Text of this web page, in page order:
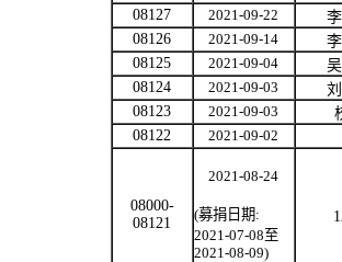
08127
2021-09-22
08126
2021-09-14
08125
2021-09-04
08124
2021-09-03
08123
2021-09-03
08122
2021-09-02
08000-
08121
2021-08-24
(募捐日期:
2021-07-08至
2021-08-09)